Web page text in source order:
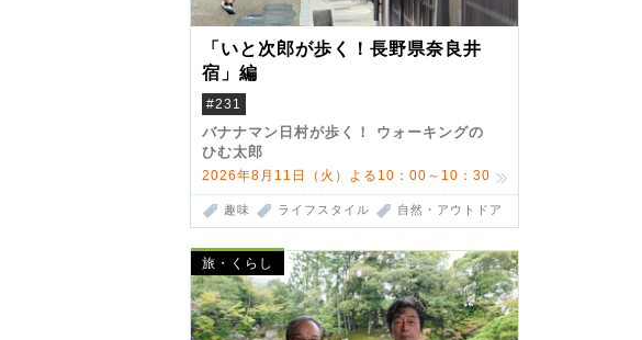
「いと次郎が歩く！長野県奈良井
宿」編
#231
バナナマン日村が歩く！ ウォーキングの
ひむ太郎
2026年8月11日（火）よる10：00～10：30
趣味 ライフスタイル 自然・アウトドア
旅・くらし